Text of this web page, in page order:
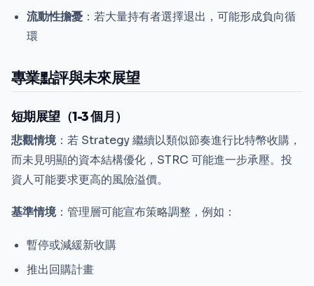
流動性擔憂 ：若大量持有者選擇退出，可能形成負向循
環
專業點評與未來展望
短期展望（1-3 個月）
悲觀情境：若 Strategy 繼續以類似節奏進行比特幣收購，
而未見明顯的資本結構優化，STRC 可能進一步承壓。投
資人可能要求更高的風險溢價。
基準情境：管理層可能宣布策略調整，例如：
暫停或減緩新收購
推出回購計畫